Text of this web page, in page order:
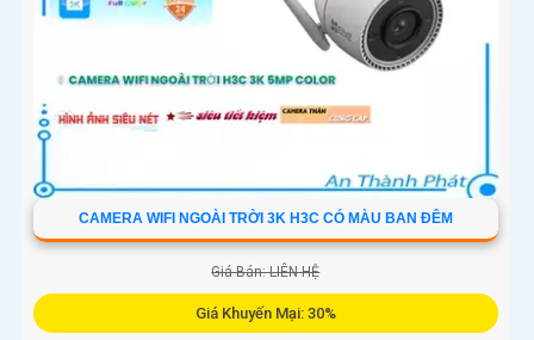
CAMERA WIFI NGOÀI TRỜI 3K H3C CÓ MÀU BAN ĐÊM
Giá Bán: LIÊN HỆ
Giá Khuyến Mại: 30%